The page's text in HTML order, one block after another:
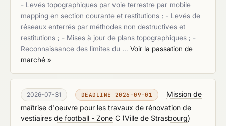
- Levés topographiques par voie terrestre par mobile
mapping en section courante et restitutions ; - Levés de
réseaux enterrés par méthodes non destructives et
restitutions ; - Mises à jour de plans topographiques ; -
Reconnaissance des limites du … Voir la passation de
marché »
2026-07-31 DEADLINE 2026-09-01
Mission de
maîtrise d'oeuvre pour les travaux de rénovation de
vestiaires de football - Zone C (Ville de Strasbourg)